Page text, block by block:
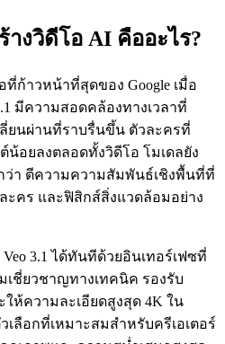
างวิดีโอ AI คืออะไร?
ที่ก้าวหน้าที่สุดของ Google เมื่อ
มีความสอดคล้องทางเวลาที่
ยนผ่านที่ราบรื่นขึ้น ตัวละครที่
อยลงตลอดทั้งวิดีโอ โมเดลยัง
ว่า ตีความความสัมพันธ์เชิงพื้นที่ที่
คร และฟิสิกส์สิ่งแวดล้อมอย่าง
Veo 3.1 ได้ทันทีด้วยอินเทอร์เฟซที่
เชี่ยวชาญทางเทคนิค รองรับ
ห้ความละเอียดสูงสุด 4K ใน
ลือกที่เหมาะสมสำหรับครีเอเตอร์